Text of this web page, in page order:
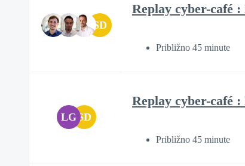
SD
Replay cyber-café
Približno 45 minute
LG SD
Replay cyber-café :
Približno 45 minute